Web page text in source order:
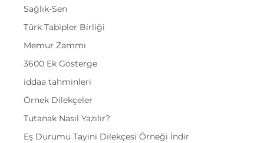
Sağlık-Sen
Türk Tabipler Birliği
Memur Zammı
3600 Ek Gösterge
iddaa tahminleri
Örnek Dilekçeler
Tutanak Nasıl Yazılır?
Eş Durumu Tayini Dilekçesi Örneği İndir